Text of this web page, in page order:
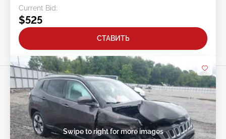
Current Bid:
$525
СТАВИТЬ
Swipe to right for more images